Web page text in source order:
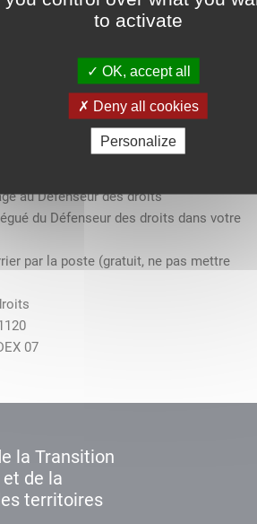
to activate
OK, accept all
Deny all cookies
Personalize
dans le cas suivant : vous avez
du site internet un défaut
empêche d’accéder à un contenu ou à
et vous n’avez pas obtenu de
auDéfenseur des droits
du Défenseur des droits dans votre
par la poste (gratuit, ne pas mettre
07
la Transition
de la
territoires